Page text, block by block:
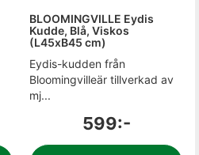
BLOOMINGVILLE Eydis
Kudde, Blå, Viskos
(L45xB45 cm)
Eydis-kudden från
Bloomingvilleär tillverkad av
mj...
599:-